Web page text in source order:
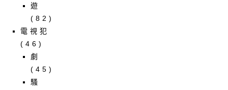
遊
(82)
電視犯
(46)
劇
(45)
騷